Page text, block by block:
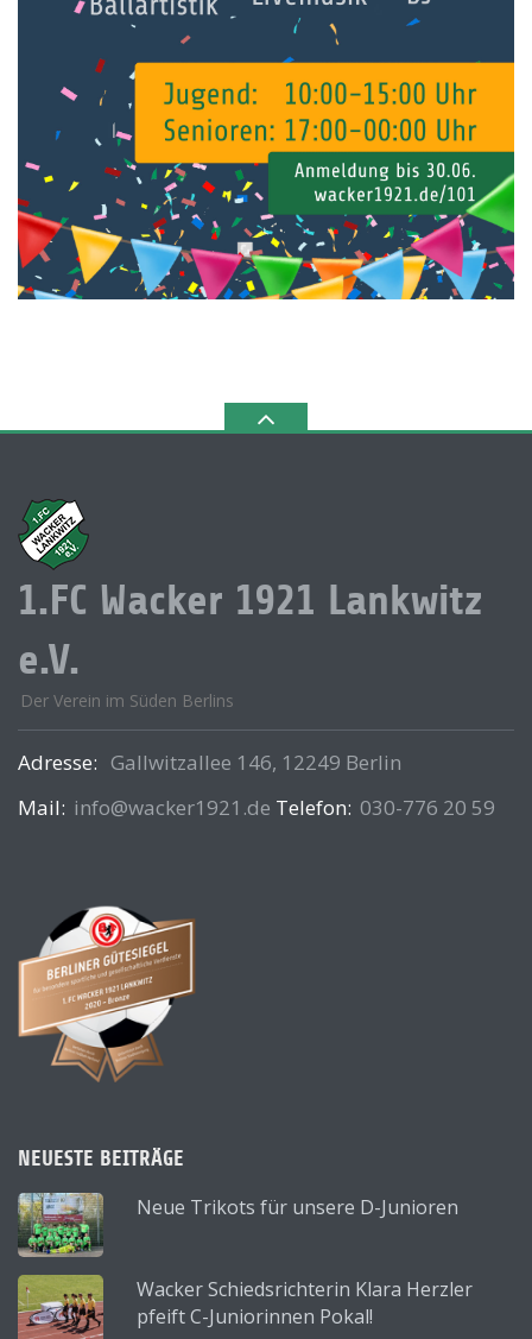
1.FC Wacker 1921 Lankwitz
e.V.
Der Verein im Süden Berlins
Adresse: Gallwitzallee 146, 12249 Berlin
Mail: info@wacker1921.de Telefon: 030-776 20 59
NEUESTE BEITRÄGE
Neue Trikots für unsere D-Junioren
Wacker Schiedsrichterin Klara Herzler
pfeift C-Juniorinnen Pokal!